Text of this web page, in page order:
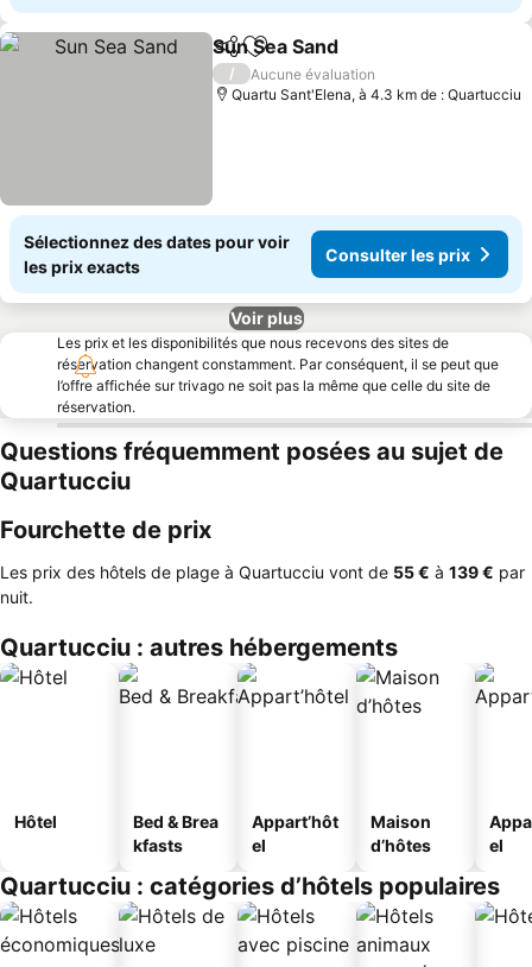
PartagerAjouter à mes favoris
Sun Sea Sand
/
Aucune évaluation
Quartu Sant'Elena, à 4.3 km de : Quartucciu
Sélectionnez des dates pour voir
les prix exacts
Consulter les prix
Voir plus
Les prix et les disponibilités que nous recevons des sites de
réservation changent constamment. Par conséquent, il se peut que
l’offre affichée sur trivago ne soit pas la même que celle du site de
réservation.
Questions fréquemment posées au sujet de
Quartucciu
Fourchette de prix
Les prix des hôtels de plage à Quartucciu vont de ‎55 € à ‎139 € par
nuit.
Quartucciu : autres hébergements
Hôtel
Bed & Brea
kfasts
Appart’hôt
el
Maison
d’hôtes
el
Quartucciu : catégories d’hôtels populaires